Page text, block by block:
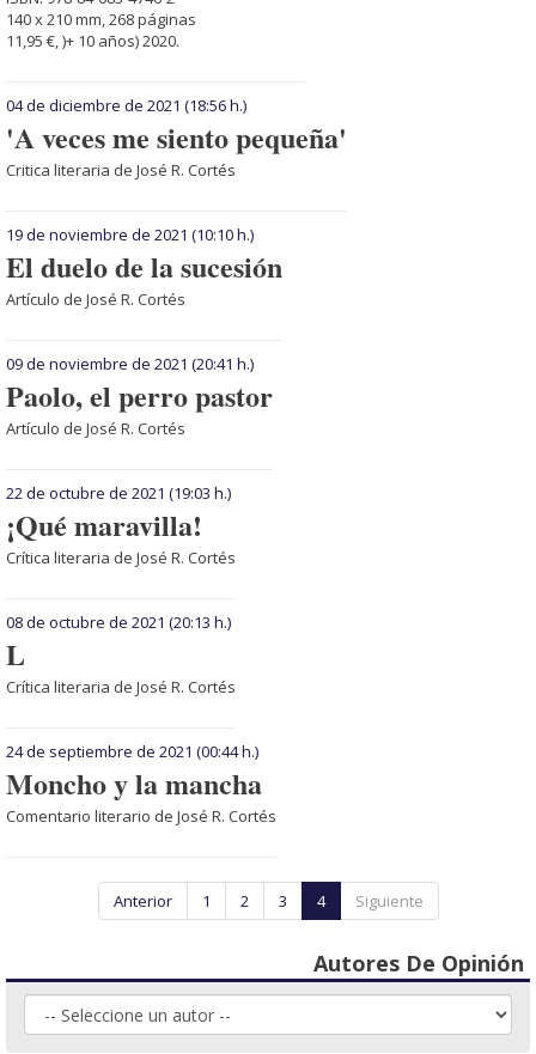
140 x 210 mm, 268 páginas
11,95 €, )+ 10 años) 2020.
04 de diciembre de 2021 (18:56 h.)
'A veces me siento pequeña'
Critica literaria de José R. Cortés
19 de noviembre de 2021 (10:10 h.)
El duelo de la sucesión
Artículo de José R. Cortés
09 de noviembre de 2021 (20:41 h.)
Paolo, el perro pastor
Artículo de José R. Cortés
22 de octubre de 2021 (19:03 h.)
¡Qué maravilla!
Crítica literaria de José R. Cortés
08 de octubre de 2021 (20:13 h.)
L
Crítica literaria de José R. Cortés
24 de septiembre de 2021 (00:44 h.)
Moncho y la mancha
Comentario literario de José R. Cortés
Anterior 1 2 3 4 Siguiente
Autores De Opinión